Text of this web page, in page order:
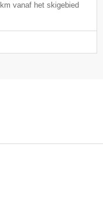
vanaf het skigebied